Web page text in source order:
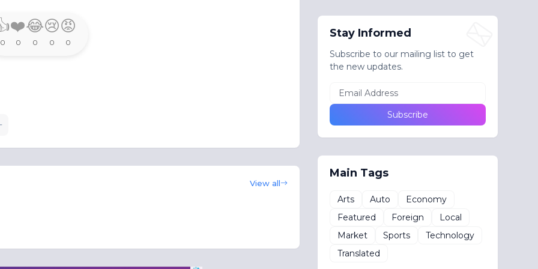
0
❤️
0
😂
0
😢
0
😡
0
View all
Stay Informed
Subscribe to our mailing list to get
the new updates.
Main Tags
Arts Auto
Economy
Featured
Foreign
Local
Market
Sports
Technology
Translated